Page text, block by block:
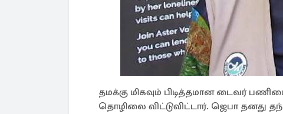
தமக்கு மிகவும் பிடித்தமான டைவர்
தொழிலை விட்டுவிட்டார். ஜெபா தனது